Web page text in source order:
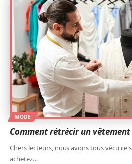
MODE
Comment rétrécir un vêtement
Chers lecteurs, nous avons tous vécu ce
achetez…